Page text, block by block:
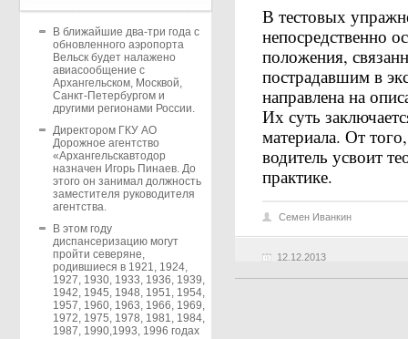
В ближайшие два-три года с
обновленного аэропорта
Вельск будет налажено
авиасообщение с
Архангельском, Москвой,
Санкт-Петербургом и
другими регионами России.
Директором ГКУ АО
Дорожное агентство
«Архангельскавтодор
назначен Игорь Пинаев. До
этого он занимал должность
заместителя руководителя
агентства.
В этом году
диспансеризацию могут
пройти северяне,
родившиеся в 1921, 1924,
1927, 1930, 1933, 1936, 1939,
1942, 1945, 1948, 1951, 1954,
1957, 1960, 1963, 1966, 1969,
1972, 1975, 1978, 1981, 1984,
1987, 1990,1993, 1996 годах
В тестовых
непосредственно
положения,
пострадавшим в
направлена на
Их суть
материала. От
водитель усвоит
практике.
12.12.2013
Семен Иванкин